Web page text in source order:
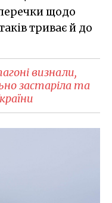
щодо
триває й до
визнали,
застаріла та